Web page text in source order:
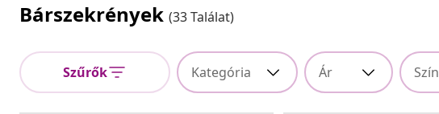
Bárszekrények (33 Találat)
Szűrők Kategória Ár Szín